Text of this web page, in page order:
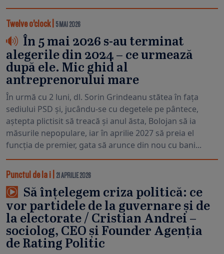
Twelve o’clock| 5 MAI 2026
În 5 mai 2026 s-au terminat
alegerile din 2024 – ce urmează
după ele. Mic ghid al
antreprenorului mare
În urmă cu 2 luni, dl. Sorin Grindeanu stătea în fața
sediului PSD și, jucându-se cu degetele pe pântece,
aștepta plictisit să treacă și anul ăsta, Bolojan să ia
măsurile nepopulare, iar în aprilie 2027 să preia el
funcția de premier, gata să arunce din nou cu bani...
Punctul de la i 21 APRILIE 2026
Să înțelegem criza politică: ce
vor partidele de la guvernare și de
la electorate / Cristian Andrei –
sociolog, CEO și Founder Agenția
de Rating Politic